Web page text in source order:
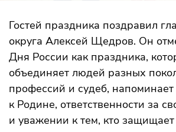
Гостей праздника поздравил
округа Алексей Щедров. Он
Дня России как праздника,
объединяет людей разных
профессий и судеб,
к Родине, ответственности за
и уважении к тем, кто защищает